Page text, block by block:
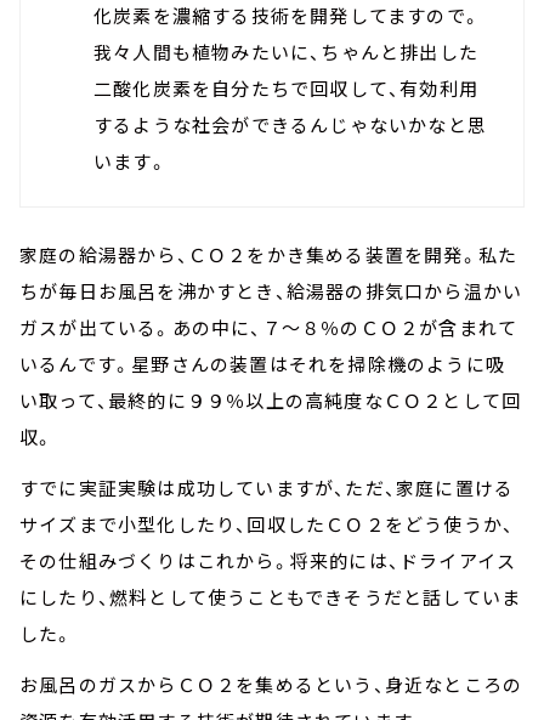
化炭素を濃縮する技術を開発してますので。
我々人間も植物みたいに、ちゃんと排出した
二酸化炭素を自分たちで回収して、有効利用
するような社会ができるんじゃないかなと思
います。
家庭の給湯器から、ＣＯ２をかき集める装置を開発。私た
ちが毎日お風呂を沸かすとき、給湯器の排気口から温かい
ガスが出ている。あの中に、７～８％のＣＯ２が含まれて
いるんです。星野さんの装置はそれを掃除機のように吸
い取って、最終的に９９％以上の高純度なＣＯ２として回
収。
すでに実証実験は成功していますが、ただ、家庭に置ける
サイズまで小型化したり、回収したＣＯ２をどう使うか、
その仕組みづくりはこれから。将来的には、ドライアイス
にしたり、燃料として使うこともできそうだと話していま
した。
お風呂のガスからＣＯ２を集めるという、身近なところの